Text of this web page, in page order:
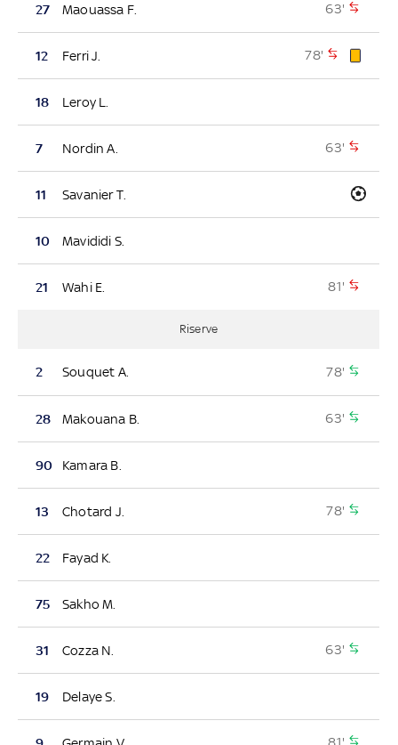
27 Maouassa F. 63'
12 Ferri J. 78'
18 Leroy L.
7 Nordin A. 63'
11 Savanier T.
10 Mavididi S.
21 Wahi E. 81'
Riserve
2 Souquet A. 78'
28 Makouana B. 63'
90 Kamara B.
13 Chotard J. 78'
22 Fayad K.
75 Sakho M.
31 Cozza N. 63'
19 Delaye S.
81'